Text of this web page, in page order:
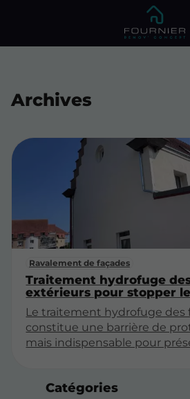
Catégories
Archives
Ravalement de façades
Traitement hydrofuge
extérieurs pour stopper
Le traitement hydrofuge des
constitue une barrière de
mais indispensable pour
précipitations répétées, les